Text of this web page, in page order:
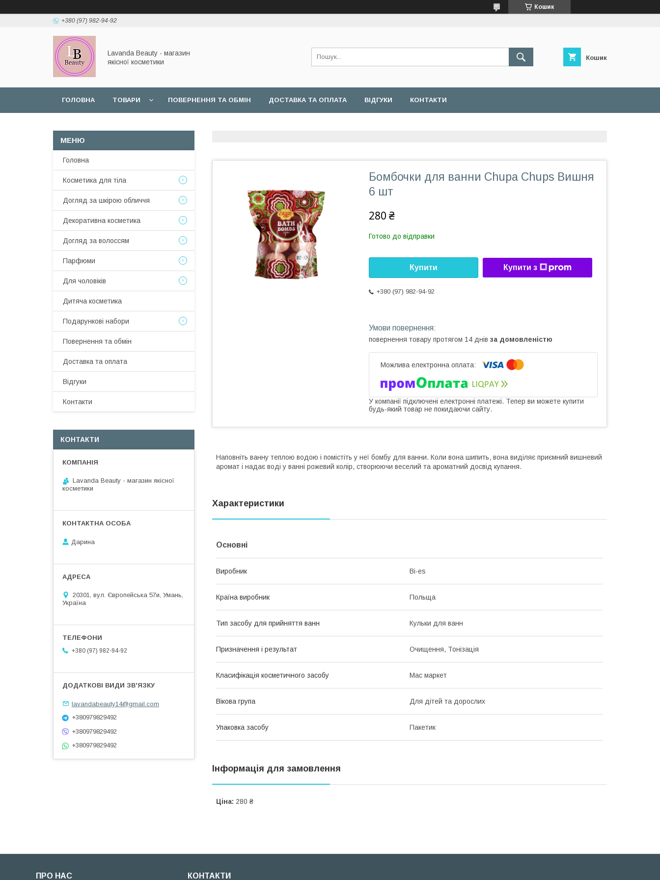
Кошик
+380 (97) 982-94-92
Lavanda Beauty - магазин
якісної косметики
Кошик
ГОЛОВНА ТОВАРИ ПОВЕРНЕННЯ ТА ОБМІН ДОСТАВКА ТА ОПЛАТА ВІДГУКИ КОНТАКТИ
Бомбочки для ванни Chupa Chups Вишня
6 шт
280 ₴
Готово до відправки
Купити Купити з
+380 (97) 982-94-92
повернення товару протягом 14 днів за домовленістю
У компанії підключені електронні платежі. Тепер ви можете купити
будь-який товар не покидаючи сайту.
Наповніть ванну теплою водою і помістіть у неї бомбу для ванни. Коли вона шипить, вона виділяє приємний вишневий
аромат і надає воді у ванні рожевий колір, створюючи веселий та ароматний досвід купання.
Характеристики
Основні
Виробник Bi-es
Країна виробник Польща
Тип засобу для прийняття ванн Кульки для ванн
Призначення і результат Очищення, Тонізація
Класифікація косметичного засобу Мас маркет
Вікова група Для дітей та дорослих
Упаковка засобу Пакетик
Інформація для замовлення
Ціна: 280 ₴
Головна
Косметика для тіла
Догляд за шкірою обличчя
Декоративна косметика
Догляд за волоссям
Парфюми
Для чоловіків
Дитяча косметика
Подарункові набори
Повернення та обмін
Доставка та оплата
Відгуки
Контакти
КОНТАКТИ
Lavanda Beauty - магазин якісної
косметики
Дарина
20301, вул. Європейська 57и, Умань,
Україна
+380 (97) 982-94-92
lavandabeauty14@gmail.com
+380979829492
+380979829492
+380979829492
ПРО НАС КОНТАКТИ